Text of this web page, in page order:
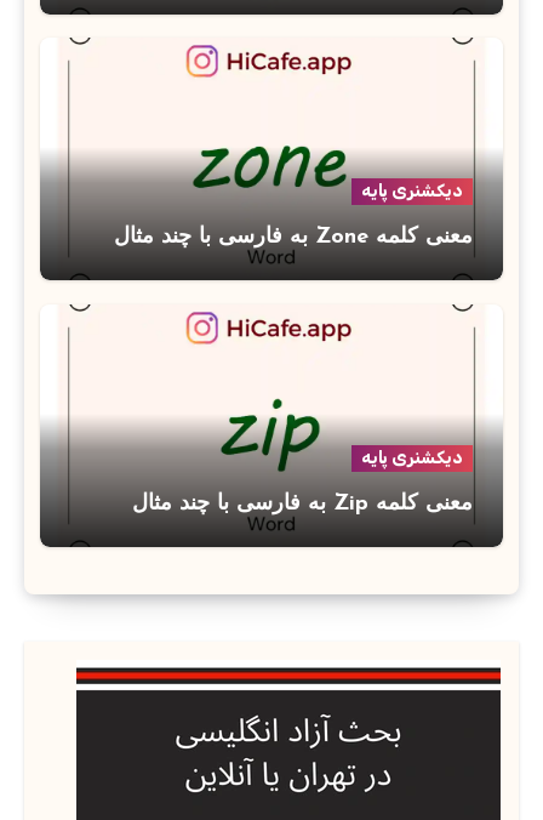
دیکشنری پایه
معنی کلمه Zone به فارسی با چند مثال
دیکشنری پایه
معنی کلمه Zip به فارسی با چند مثال